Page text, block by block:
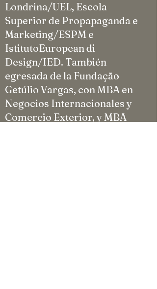
Londrina/UEL, Escola
Superior de Propapaganda e
Marketing/ESPM e
IstitutoEuropean di
Design/IED. También
egresada de la Fundação
Getúlio Vargas, con MBA en
Negocios Internacionales y
Comercio Exterior, y MBA